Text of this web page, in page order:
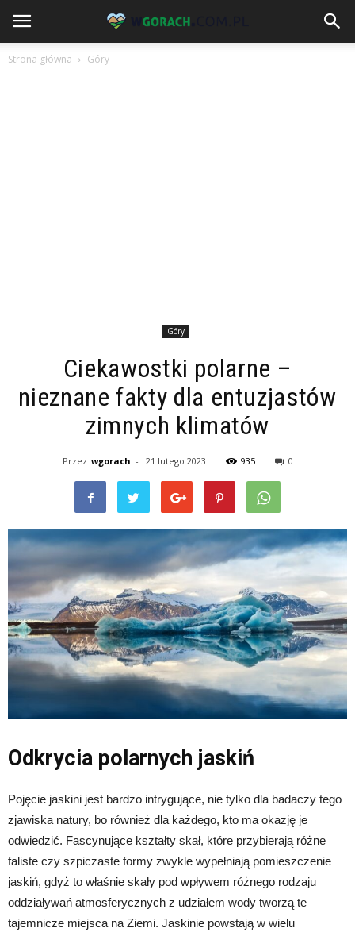
Strona główna Góry
Góry
Ciekawostki polarne –
nieznane fakty dla entuzjastów
zimnych klimatów
Przez wgorach - 21 lutego 2023 935 0
Odkrycia polarnych jaskiń
Pojęcie jaskini jest bardzo intrygujące, nie tylko dla badaczy tego
zjawiska natury, bo również dla każdego, kto ma okazję je
odwiedzić. Fascynujące kształty skał, które przybierają różne
faliste czy szpiczaste formy zwykle wypełniają pomieszczenie
jaskiń, gdyż to właśnie skały pod wpływem różnego rodzaju
oddziaływań atmosferycznych z udziałem wody tworzą te
tajemnicze miejsca na Ziemi. Jaskinie powstają w wielu